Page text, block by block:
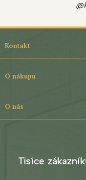
í
Kontakt
O nákupu
O nás
Tisíce